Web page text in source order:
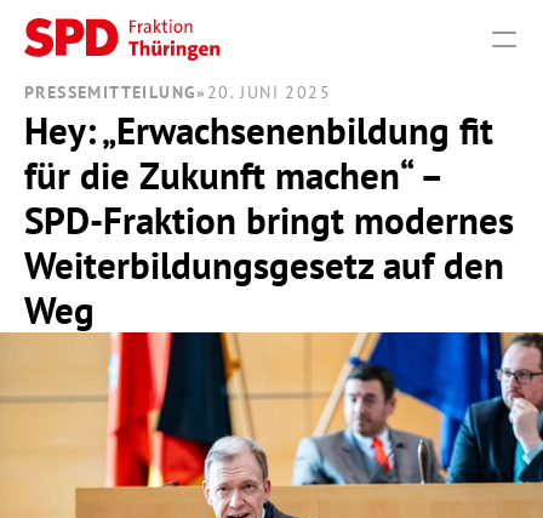
VERANSTALTUNGEN
PRODUCT
Design
Content
Publish
PRESSEMITTEILUNG» 20. JUNI 2025
Hey: „Erwachsenenbildung fit
für die Zukunft machen“ –
SPD-Fraktion bringt modernes
Weiterbildungsgesetz auf den
Weg